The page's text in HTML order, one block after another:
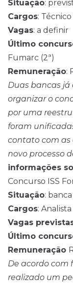
Situação:
Cargos:
Vagas: a definir
Último
Fumarc (2ª)
Remuneração:
Duas bancas
organizar o
por uma
foram
contato com as
novo processo
informações
Concurso ISS
Situação:
Cargos:
Vagas
Último
Remuneração
De acordo com
realizado um